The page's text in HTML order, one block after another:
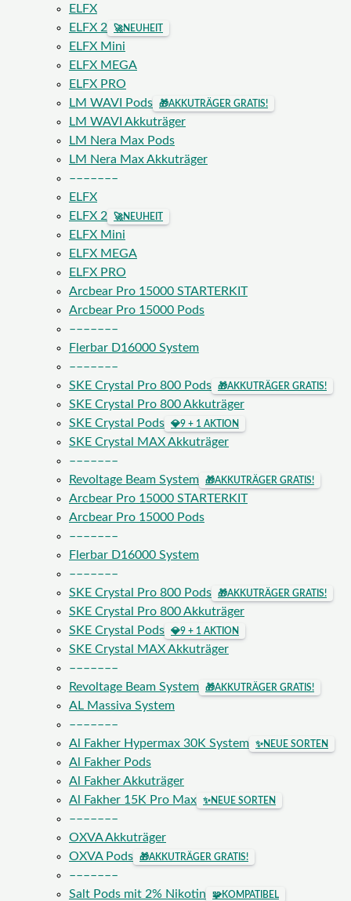
ELFX
ELFX 2
🚀NEUHEIT
ELFX Mini
ELFX MEGA
ELFX PRO
LM WAVI Pods
🎁AKKUTRÄGER GRATIS!
LM WAVI Akkuträger
LM Nera Max Pods
LM Nera Max Akkuträger
–––––––
ELFX
ELFX 2
🚀NEUHEIT
ELFX Mini
ELFX MEGA
ELFX PRO
Arcbear Pro 15000 STARTERKIT
Arcbear Pro 15000 Pods
–––––––
Flerbar D16000 System
–––––––
SKE Crystal Pro 800 Pods
🎁AKKUTRÄGER GRATIS!
SKE Crystal Pro 800 Akkuträger
SKE Crystal Pods
💎9 + 1 AKTION
SKE Crystal MAX Akkuträger
–––––––
Revoltage Beam System
🎁AKKUTRÄGER GRATIS!
Arcbear Pro 15000 STARTERKIT
Arcbear Pro 15000 Pods
–––––––
Flerbar D16000 System
–––––––
SKE Crystal Pro 800 Pods
🎁AKKUTRÄGER GRATIS!
SKE Crystal Pro 800 Akkuträger
SKE Crystal Pods
💎9 + 1 AKTION
SKE Crystal MAX Akkuträger
–––––––
Revoltage Beam System
🎁AKKUTRÄGER GRATIS!
AL Massiva System
–––––––
Al Fakher Hypermax 30K System
✨NEUE SORTEN
Al Fakher Pods
Al Fakher Akkuträger
Al Fakher 15K Pro Max
✨NEUE SORTEN
–––––––
OXVA Akkuträger
OXVA Pods
🎁AKKUTRÄGER GRATIS!
–––––––
Salt Pods mit 2% Nikotin
🧩KOMPATIBEL